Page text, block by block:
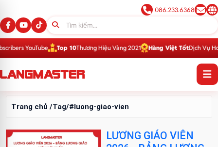
086.233.6368
YouTube Top 10Thương Hiệu Vàng 2021 Hàng Việt TốtDịch Vụ
Trang chủ /Tag/#luong-giao-vien
LƯƠNG GIÁO VIÊN